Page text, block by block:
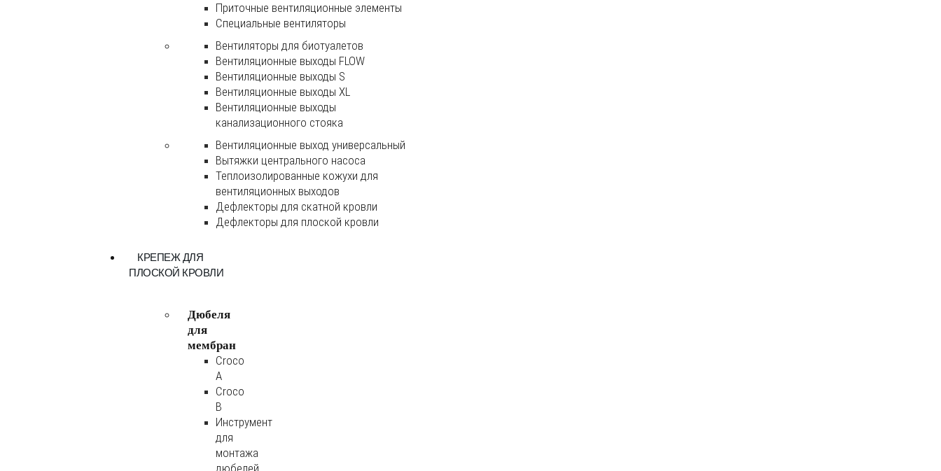
Приточные вентиляционные элементы
Специальные вентиляторы
Вентиляторы для биотуалетов
Вентиляционные выходы FLOW
Вентиляционные выходы S
Вентиляционные выходы XL
Вентиляционные выходы
канализационного стояка
Вентиляционные выход универсальный
Вытяжки центрального насоса
Теплоизолированные кожухи для
вентиляционных выходов
Дефлекторы для скатной кровли
Дефлекторы для плоской кровли
КРЕПЕЖ ДЛЯ
ПЛОСКОЙ КРОВЛИ
Дюбеля
для
мембран
Croco
A
Croco
B
Инструмент
для
монтажа
дюбелей